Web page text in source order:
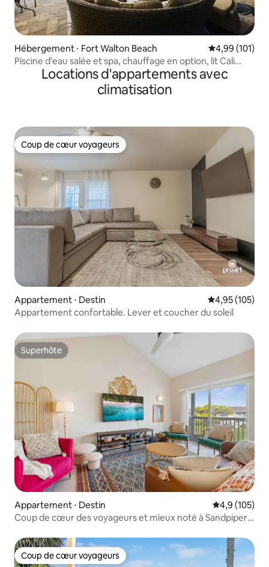
Hébergement ⋅ Fort Walton Beach Évaluation
4,99 (101)
Piscine d'eau salée et spa, chauffage en option, lit Cali
King, plage à 4 minutes
Locations d'appartements avec
climatisation
Coup de cœur voyageurs
Coup de cœur voyageurs
Appartement ⋅ Destin Évaluation
4,95 (105)
Appartement confortable. Lever et coucher du soleil
Superhôte
Superhôte
Appartement ⋅ Destin Évaluation
4,9 (105)
Coup de cœur des voyageurs et mieux noté à Sandpiper
Coup de cœur voyageurs
Coup de cœur voyageurs